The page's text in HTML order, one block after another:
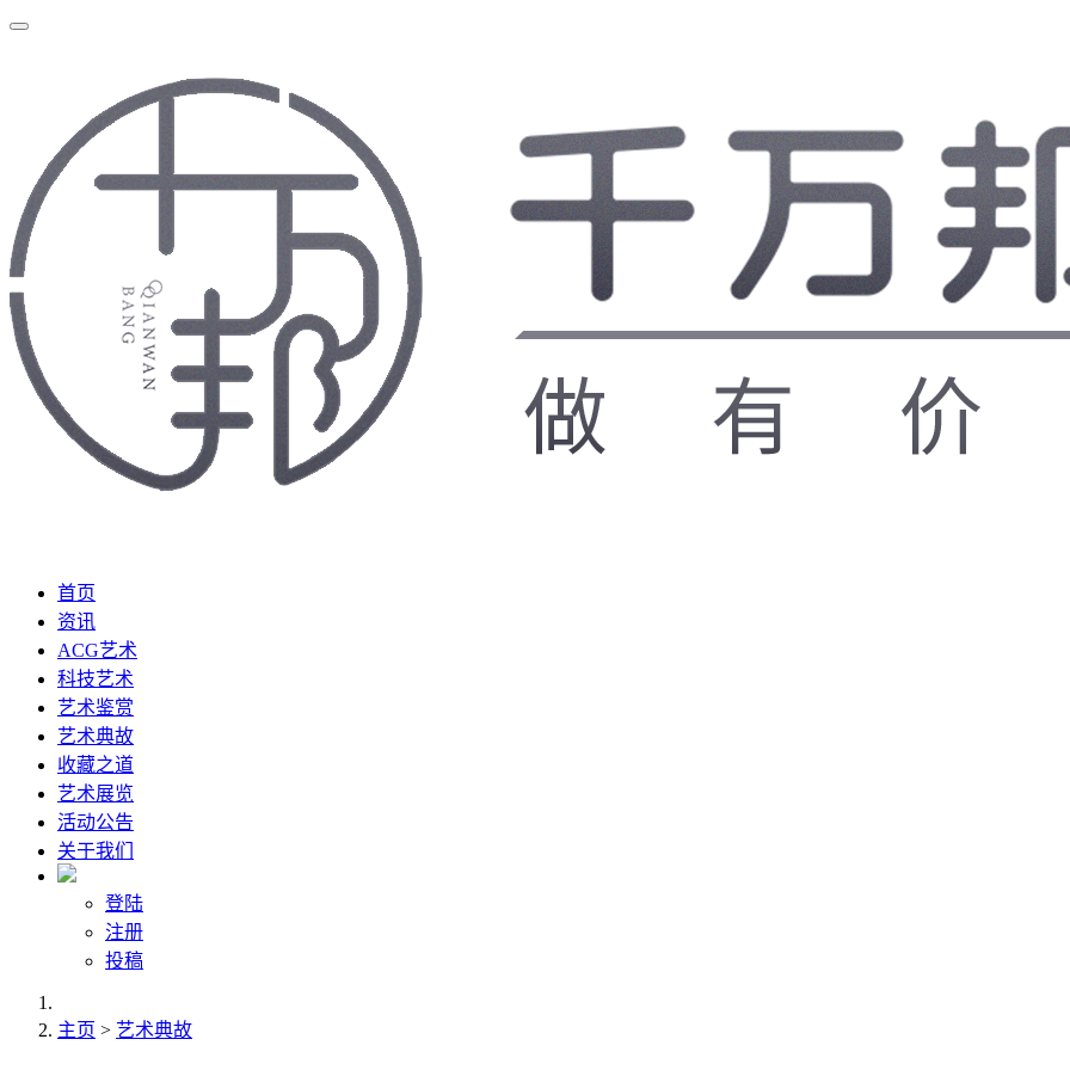
首页
资讯
ACG艺术
科技艺术
艺术鉴赏
艺术典故
收藏之道
艺术展览
活动公告
关于我们
登陆
注册
投稿
主页 > 艺术典故